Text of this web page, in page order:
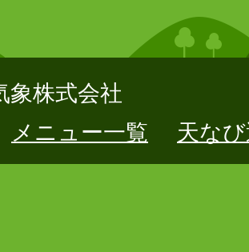
象株式会社
メニュー一覧
天な